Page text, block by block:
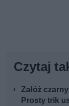
Czytaj
Załóż
Prosty trik